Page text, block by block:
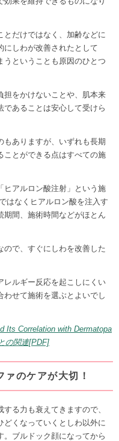
とだけではなく、加齢などに
にしわが改善されたとして
うということも原因のひとつ
担をかけないことや、肌本来
あることは安心して受けら
もありますが、いずれも長期
ことができる点はすべての施
ヒアルロン酸注射」という施
はなくヒアルロン酸を注入す
期間、施術時間などがほとん
ので、すぐにしわを改善した
レルギー反応を起こしにくい
わせて施術を選ぶとよいでし
Its Correlation with Dermatopa
の関連[PDF]
のケアが大切！
る力も衰えてきますので、
どくなっていくとしわ以外に
。ブルドック顔になってから